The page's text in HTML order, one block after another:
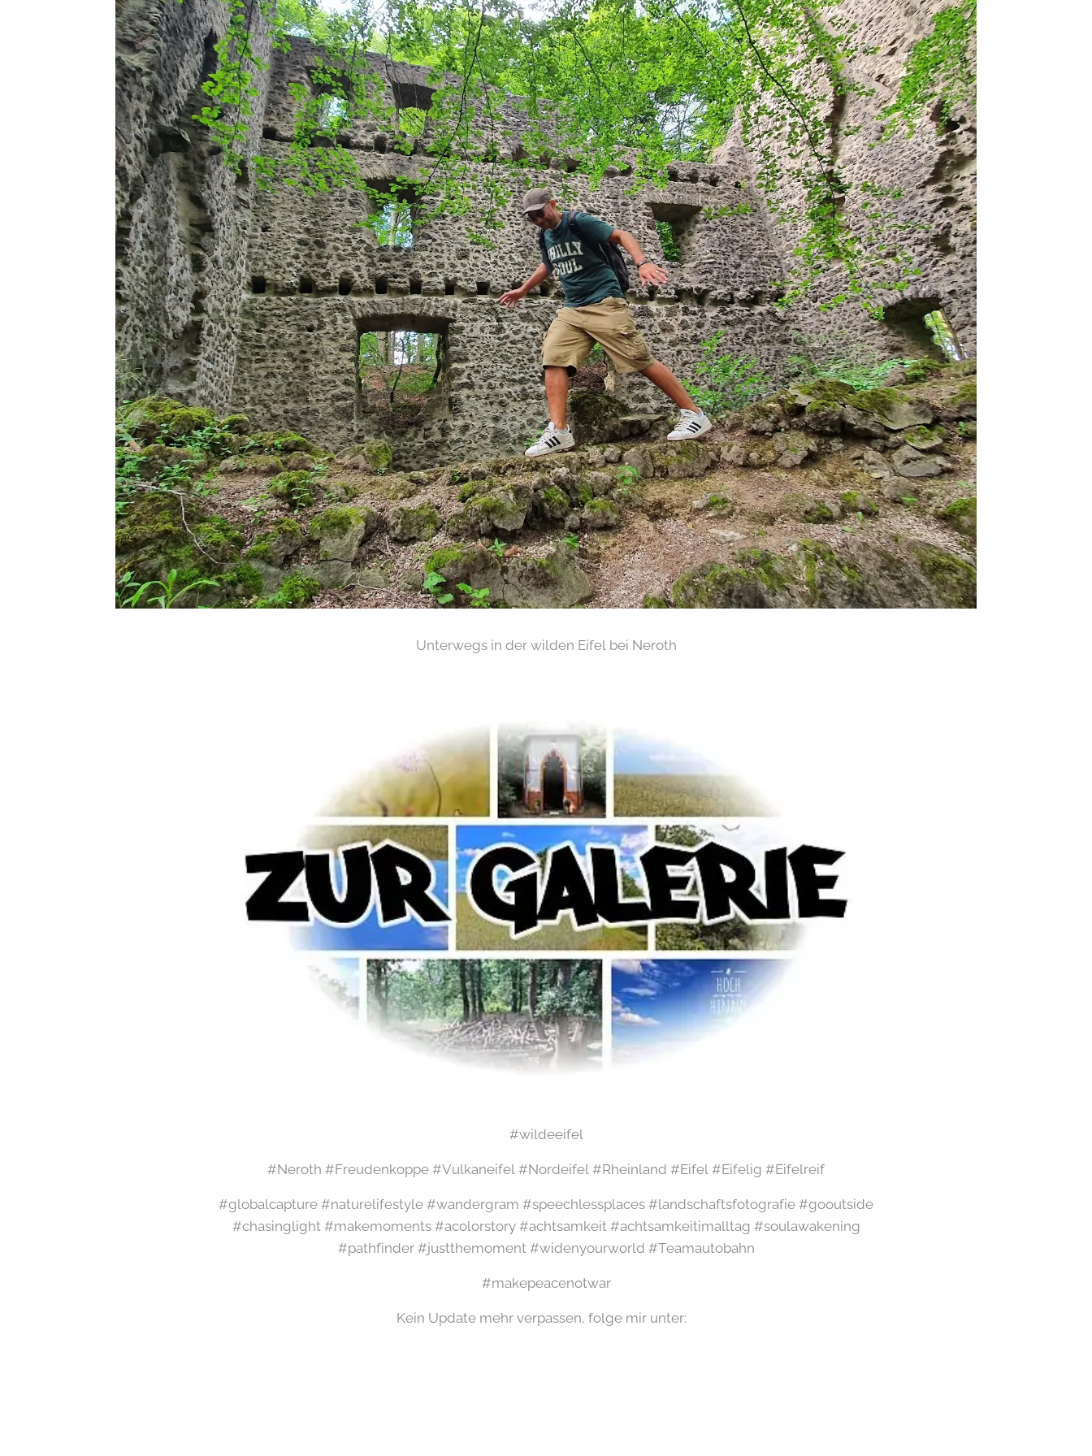
Unterwegs in der wilden Eifel bei Neroth
#wildeeifel
#Neroth #Freudenkoppe #Vulkaneifel #Nordeifel #Rheinland #Eifel #Eifelig #Eifelreif
#globalcapture #naturelifestyle #wandergram #speechlessplaces #landschaftsfotografie #gooutside
#chasinglight #makemoments #acolorstory #achtsamkeit #achtsamkeitimalltag #soulawakening
#pathfinder #justthemoment #widenyourworld #Teamautobahn
#makepeacenotwar
Kein Update mehr verpassen, folge mir unter: